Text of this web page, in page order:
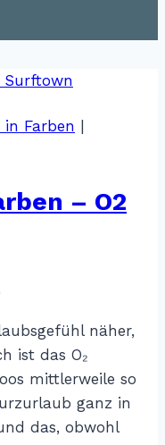
in Farben
– O2
näher,
ist das O₂
mittlerweile so
ganz in
das, obwohl